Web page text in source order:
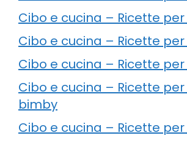
Cibo e cucina – Ricette
Cibo e cucina – Ricette
Cibo e cucina – Ricette
Cibo e cucina – Ricette
bimby
Cibo e cucina – Ricette